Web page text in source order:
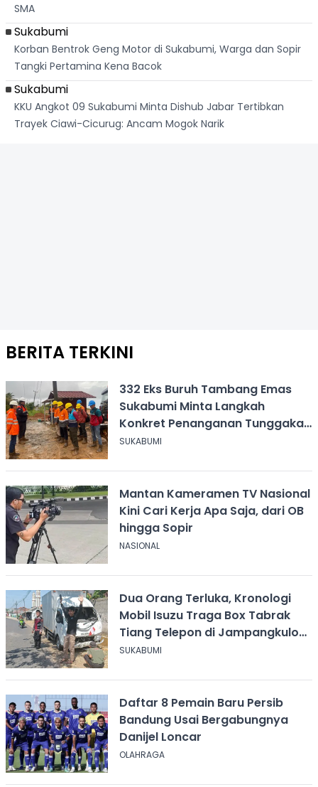
SMA
Sukabumi
Korban Bentrok Geng Motor di Sukabumi, Warga dan Sopir
Tangki Pertamina Kena Bacok
Sukabumi
KKU Angkot 09 Sukabumi Minta Dishub Jabar Tertibkan
Trayek Ciawi-Cicurug: Ancam Mogok Narik
BERITA TERKINI
332 Eks Buruh Tambang Emas
Sukabumi Minta Langkah
Konkret Penanganan Tunggakan
Gaji Rp8,4 Miliar
SUKABUMI
Mantan Kameramen TV Nasional
Kini Cari Kerja Apa Saja, dari OB
hingga Sopir
NASIONAL
Dua Orang Terluka, Kronologi
Mobil Isuzu Traga Box Tabrak
Tiang Telepon di Jampangkulon
Sukabumi
SUKABUMI
Daftar 8 Pemain Baru Persib
Bandung Usai Bergabungnya
Danijel Loncar
OLAHRAGA